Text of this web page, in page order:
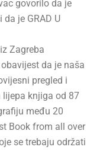
govorilo da je
je GRAD U
Zagreba
da je naša
pregled i
lijepa knjiga od 87
među 20
Book from all over
se trebaju održati